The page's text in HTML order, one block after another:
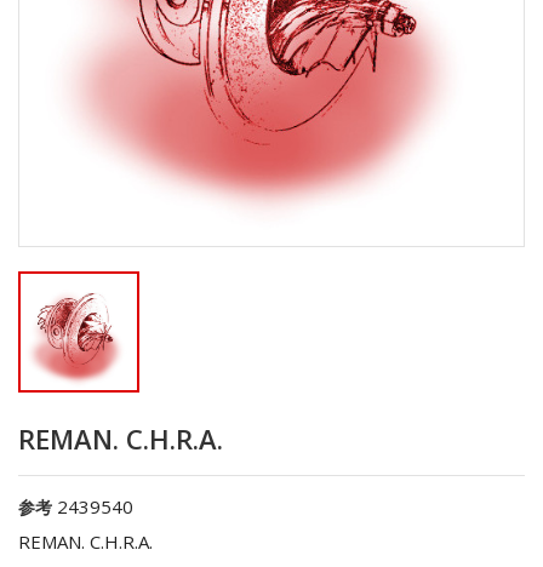
REMAN. C.H.R.A.
参考 2439540
REMAN. C.H.R.A.